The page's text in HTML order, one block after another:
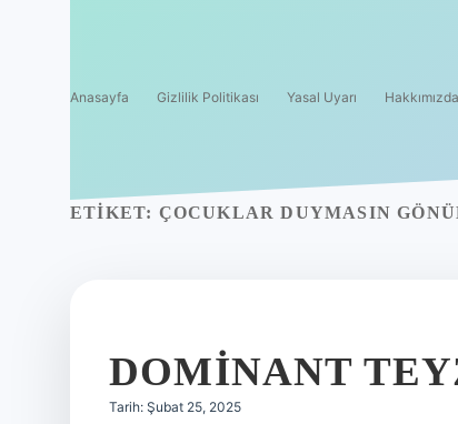
Anasayfa Gizlilik Politikası Yasal Uyarı Hakkımızda
ETIKET: ÇOCUKLAR DUYMASIN
DOMINANT
Tarih: Şubat 25, 2025